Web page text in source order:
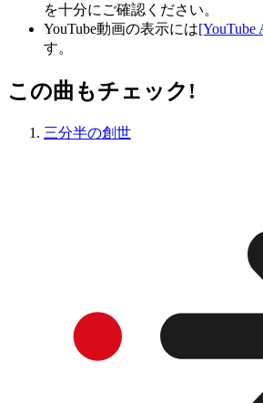
を十分にご確認ください。
YouTube動画の表示には[YouTube
す。
この曲もチェック!
三分半の創世